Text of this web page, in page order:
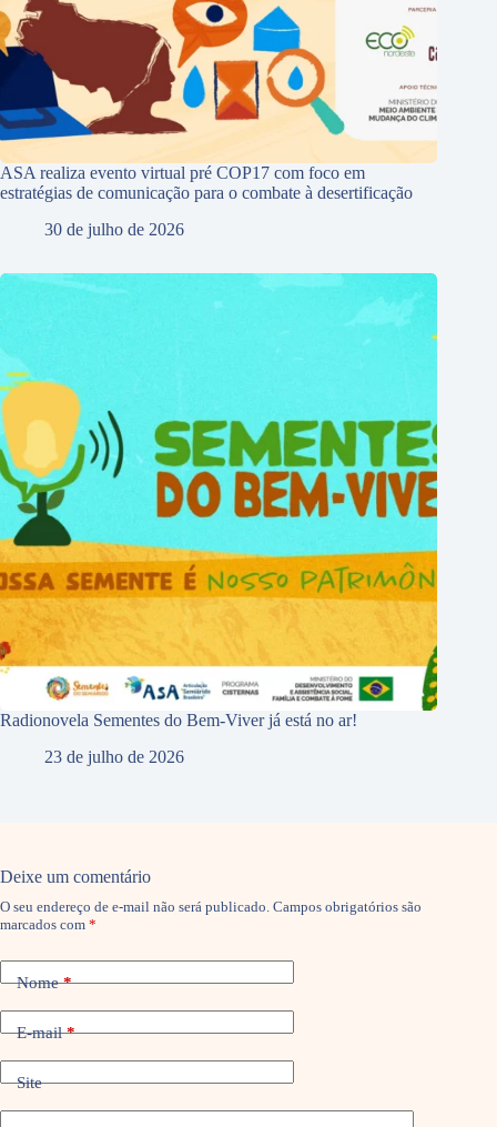
ASA realiza evento virtual pré COP17 com foco em
estratégias de comunicação para o combate à desertificação
30 de julho de 2026
Radionovela Sementes do Bem-Viver já está no ar!
23 de julho de 2026
Deixe um comentário
O seu endereço de e-mail não será publicado. Campos obrigatórios são
marcados com *
Nome*
E-mail*
Site